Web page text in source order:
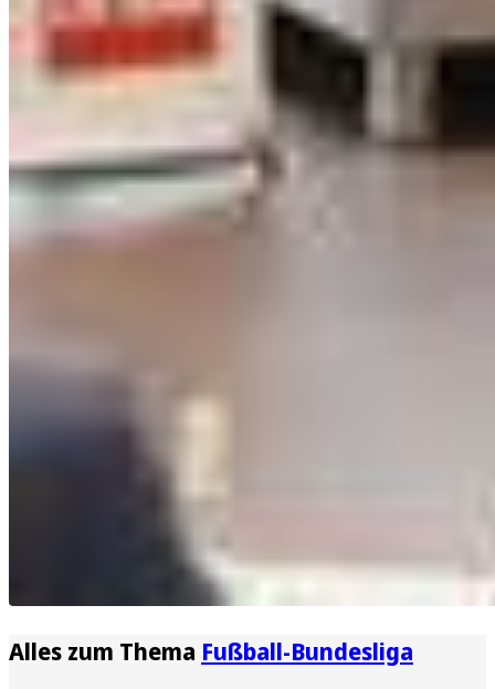
Alles zum Thema Fußball-Bundesliga